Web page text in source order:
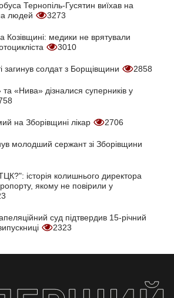
Тернопіль-Гусятин виїхав на
людей
3273
медики не врятували
3010
загинув солдат з Борщівщини 2858
«Нива» дізналися суперників у
на Зборівщині лікар 2706
молодший сержант зі Зборівщини
історія колишнього директора
якому не повірили у
суд підтвердив 15-річний
2323